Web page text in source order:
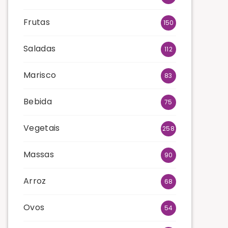
Frutas 150
Saladas 112
Marisco 83
Bebida 75
Vegetais 258
Massas 90
Arroz 68
Ovos 54